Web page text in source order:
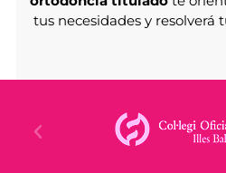
tus necesidades y resolverá